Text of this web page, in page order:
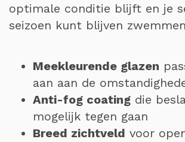
optimale conditie blijft en je
seizoen kunt blijven
Meekleurende glazen
aan aan de
Anti-fog coating die
mogelijk tegen gaan
Breed zichtveld voor